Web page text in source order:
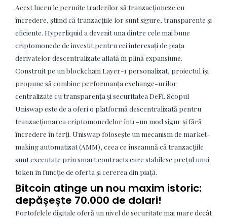
Acest lucru le permite traderilor să tranzacționeze cu
încredere, știind că tranzacțiile lor sunt sigure, transparente și
eficiente. Hyperliquid a devenit una dintre cele mai bune
criptomonede de investit pentru cei interesați de piața
derivatelor descentralizate aflată în plină expansiune.
Construit pe un blockchain Layer-1 personalizat, proiectul își
propune să combine performanța exchange-urilor
centralizate cu transparența și securitatea DeFi. Scopul
Uniswap este de a oferi o platformă descentralizată pentru
tranzacționarea criptomonedelor într-un mod sigur și fără
încredere în terți. Uniswap folosește un mecanism de market-
making automatizat (AMM), ceea ce înseamnă că tranzacțiile
sunt executate prin smart contracts care stabilesc prețul unui
token în funcție de oferta și cererea din piață.
Bitcoin atinge un nou maxim istoric:
depășește 70.000 de dolari!
Portofelele digitale oferă un nivel de securitate mai mare decât